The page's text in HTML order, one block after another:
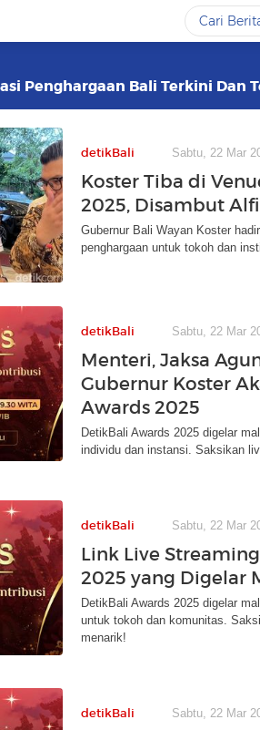
Penghargaan Bali Terkini Dan
detikBali Sabtu, 22 Mar
Koster Tiba di
2025, Disambut
Gubernur Bali Wayan Koster
penghargaan untuk tokoh dan
detikBali Sabtu, 22 Mar
Menteri, Jaksa
Gubernur Koster
Awards 2025
DetikBali Awards 2025 digelar
individu dan instansi. Saksikan
detikBali Sabtu, 22 Mar
Link Live
2025 yang Digelar
DetikBali Awards 2025 digelar
untuk tokoh dan komunitas.
menarik!
detikBali Sabtu, 22 Mar